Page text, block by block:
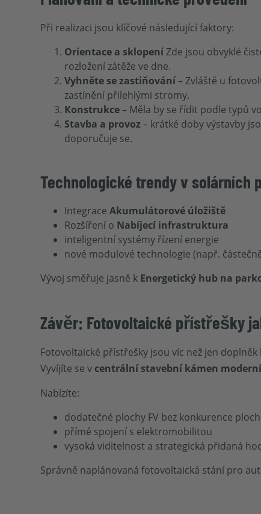
Při realizaci jsou klíčové následující faktory:
Orientace a sklopeníZde jsou obvyklé
rozložení zátěže ve dne.
Vyhněte se zastiňování– Zvláště u
zastínění přilehlými stromy.
Konstrukce– Měla by se řídit podle typů
Stavba a provoz– krátké doby výstavby
doporučuje se.
Technologické trendy v
IntegraceAkumulátorové úložiště
Rozšíření o Nabíjecí infrastruktura
inteligentní systémy řízení energie
nové modulové technologie (např.
Vývoj směřuje jasně k Energetický hub na
Závěr: Fotovoltaické přístřešky
Fotovoltaické přístřešky jsou víc než jen
Vyvíjíte se v centrální stavební kámen
Nabízíte:
dodatečné plochy FV bez konkurence ploch
přímé spojení s elektromobilitou
vysoká viditelnost a strategická přidaná
Správně naplánovaná fotovoltaická stání pro